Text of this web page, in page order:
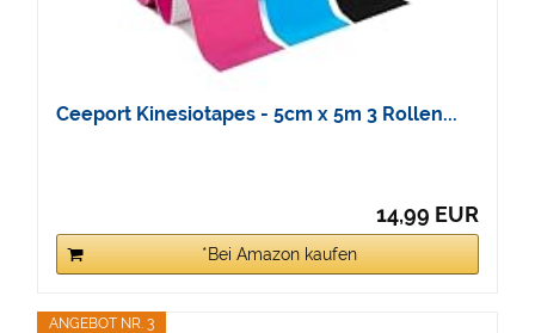
Ceeport Kinesiotapes - 5cm x 5m 3 Rollen...
14,99 EUR
*Bei Amazon kaufen
ANGEBOT NR. 3